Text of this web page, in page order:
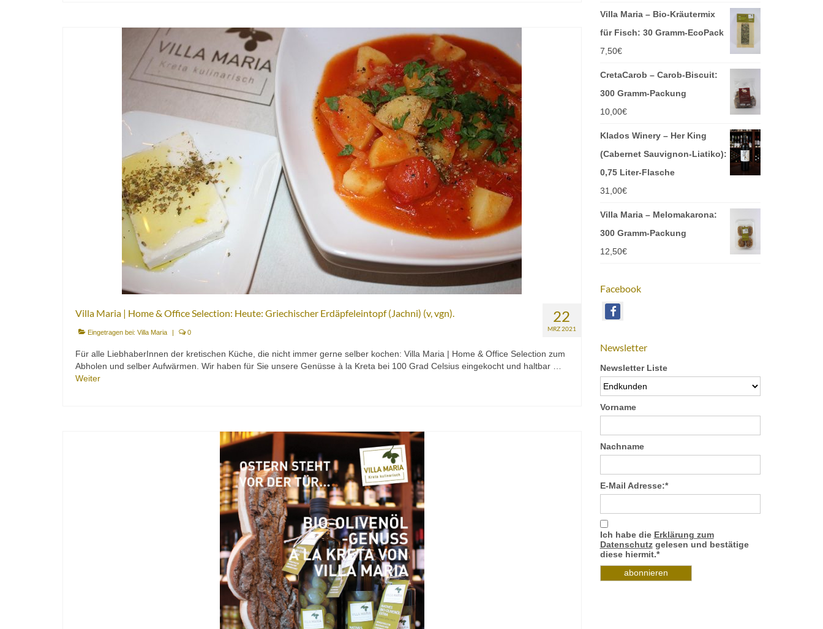
22
MRZ 2021
Villa Maria | Home & Office Selection: Heute: Griechischer Erdäpfeleintopf (Jachni) (v, vgn).
Eingetragen bei: Villa Maria | 0
Für alle LiebhaberInnen der kretischen Küche, die nicht immer gerne selber kochen: Villa Maria | Home & Office Selection zum
Abholen und selber Aufwärmen. Wir haben für Sie unsere Genüsse à la Kreta bei 100 Grad Celsius eingekocht und haltbar …
Weiter
Villa Maria – Bio-Kräutermix
für Fisch: 30 Gramm-EcoPack
7,50€
CretaCarob – Carob-Biscuit:
300 Gramm-Packung
10,00€
Klados Winery – Her King
(Cabernet Sauvignon-Liatiko):
0,75 Liter-Flasche
31,00€
Villa Maria – Melomakarona:
300 Gramm-Packung
12,50€
Facebook
Newsletter
Newsletter Liste
Vorname
Nachname
E-Mail Adresse:*
Ich habe die Erklärung zum
Datenschutzgelesen und bestätige
diese hiermit.*